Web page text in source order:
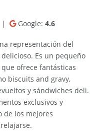
| Google:4.6
representación del
Es un pequeño
ofrece fantásticas
biscuits and gravy,
y sándwiches deli.
exclusivos y
de los mejores